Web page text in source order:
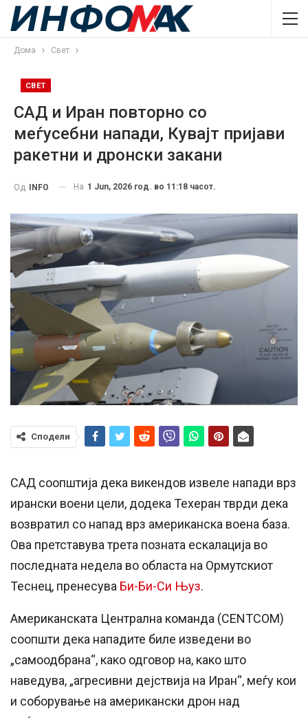
Дома Свет
СВЕТ
САД и Иран повторно со
меѓусебни напади, Кувајт пријави
ракетни и дронски закани
Од INFO На 1 Jun, 2026 год. во 11:18 часот.
Сподели
САД соопштија дека викендов извеле напади врз
ирански воени цели, додека Техеран тврди дека
возвратил со напад врз американска воена база.
Ова претставува трета позната ескалација во
последната недела во областа на Ормутскиот
Теснец, пренесува Би-Би-Си Њуз.
Американската Централна команда (CENTCOM)
соопшти дека нападите биле изведени во
„самоодбрана“, како одговор на, како што
наведува, „агресивни дејствија на Иран“, меѓу кои
и соборување на американски дрон над